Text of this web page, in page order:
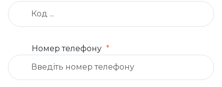
Номер телефону